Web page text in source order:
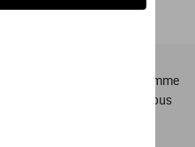
sélection d’articles de la gamme
la gamme complète vous
d’accessoires